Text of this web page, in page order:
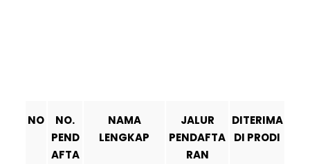
NO
NO.
PEND
AFTA
NAMA
LENGKAP
JALUR
PENDAFTA
RAN
DITERIMA
DI PRODI